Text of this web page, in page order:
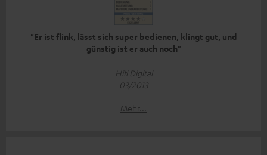
"Er ist flink, lässt sich super bedienen, klingt gut, und
günstig ist er auch noch"
Hifi Digital
03/2013
Mehr...